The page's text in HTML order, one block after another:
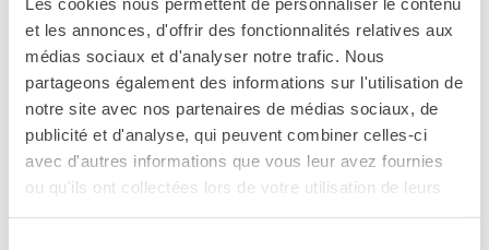
et les annonces, d'offrir des fonctionnalités relatives aux
médias sociaux et d'analyser notre trafic. Nous
partageons également des informations sur l'utilisation de
notre site avec nos partenaires de médias sociaux, de
publicité et d'analyse, qui peuvent combiner celles-ci
avec d'autres informations que vous leur avez fournies
ou qu'ils ont collectées lors de votre utilisation de leurs
imminente.
Quei tipici ritrovi familiari dove l’amore trova espressione
nelle eterne litigate e dove escono improvvisi i rancori che
parlano a nome del dubbio e della solitudine.
Âge conseillé : à partir de 16 ans